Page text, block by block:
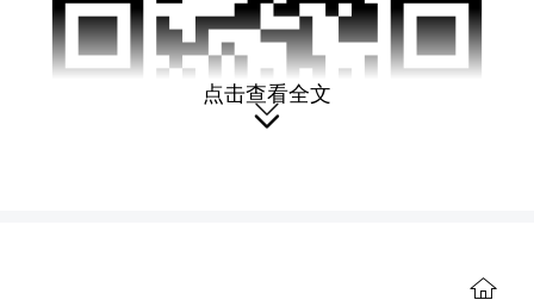
点击查看全文
